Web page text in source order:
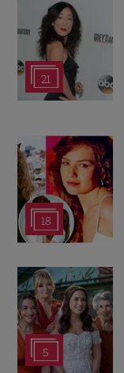
21
18
5